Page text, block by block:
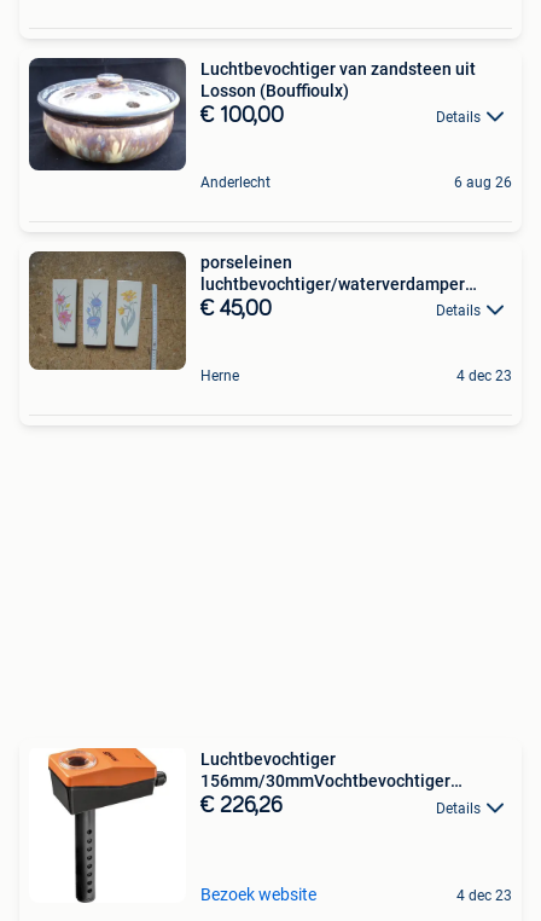
Luchtbevochtiger van zandsteen uit
Losson (Bouffioulx)
€ 100,00 Details
Anderlecht 6 aug 26
porseleinen
luchtbevochtiger/waterverdamper
radiator
€ 45,00 Details
Herne 4 dec 23
Luchtbevochtiger
156mm/30mmVochtbevochtiger
156mm/30mm
€ 226,26 Details
Bezoek website 4 dec 23